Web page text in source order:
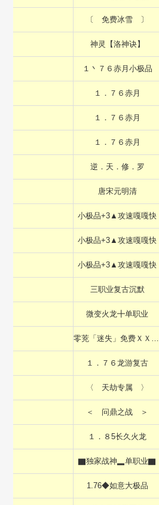
〔 免费冰雪 〕
神灵【洛神诀】
１丶７６赤月小极品
１．７６赤月
１．７６赤月
１．７６赤月
逆．天．修．罗
唐宋元明清
小极品+3▲攻速嘎嘎快
小极品+3▲攻速嘎嘎快
小极品+3▲攻速嘎嘎快
三职业复古沉默
微变火龙╋单职业
零茺「迷失」免费ＸＸＸＸＸ
１．７６龙游复古
〈 天劫专属 〉
＜ 问鼎之战 ＞
１．８5长久火龙
▇独家战神▂单职业▇
1.76◆如意大极品